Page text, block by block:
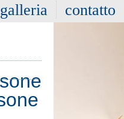
galleria contatto